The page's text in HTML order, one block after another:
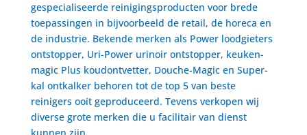
gespecialiseerde reinigingsproducten voor brede
toepassingen in bijvoorbeeld de retail, de horeca en
de industrie. Bekende merken als Power loodgieters
ontstopper, Uri-Power urinoir ontstopper, keuken-
magic Plus koudontvetter, Douche-Magic en Super-
kal ontkalker behoren tot de top 5 van beste
reinigers ooit geproduceerd. Tevens verkopen wij
diverse grote merken die u facilitair van dienst